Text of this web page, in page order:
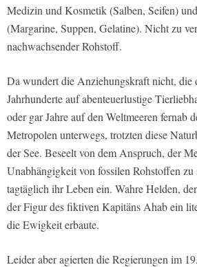
Medizin und Kosmetik (Salben, Seifen)
(Margarine, Suppen, Gelatine). Nicht zu
nachwachsender Rohstoff.
Da wundert die Anziehungskraft nicht, die
Jahrhunderte auf abenteuerlustige
oder gar Jahre auf den Weltmeeren fernab
Metropolen unterwegs, trotzten diese
der See. Beseelt von dem Anspruch, der
Unabhängigkeit von fossilen Rohstoffen zu
tagtäglich ihr Leben ein. Wahre Helden,
der Figur des fiktiven Kapitäns Ahab ein
die Ewigkeit erbaute.
Leider aber agierten die Regierungen im